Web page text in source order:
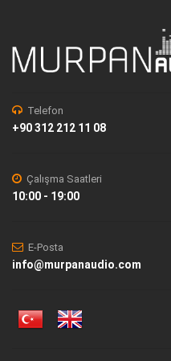
Telefon
+90 312 212 11 08
Çalışma Saatleri
10:00 - 19:00
E-Posta
info@murpanaudio.com